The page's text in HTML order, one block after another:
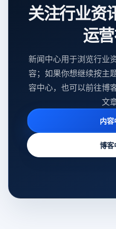
关注行业资
运
新闻中心用于浏览行业
容；如果你想继续按主
容中心，也可以前往博
文
内
博客